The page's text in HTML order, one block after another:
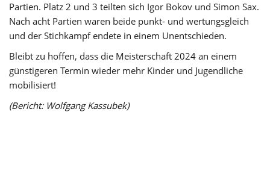
Partien. Platz 2 und 3 teilten sich Igor Bokov und Simon Sax.
Nach acht Partien waren beide punkt- und wertungsgleich
und der Stichkampf endete in einem Unentschieden.
Bleibt zu hoffen, dass die Meisterschaft 2024 an einem
günstigeren Termin wieder mehr Kinder und Jugendliche
mobilisiert!
(Bericht: Wolfgang Kassubek)